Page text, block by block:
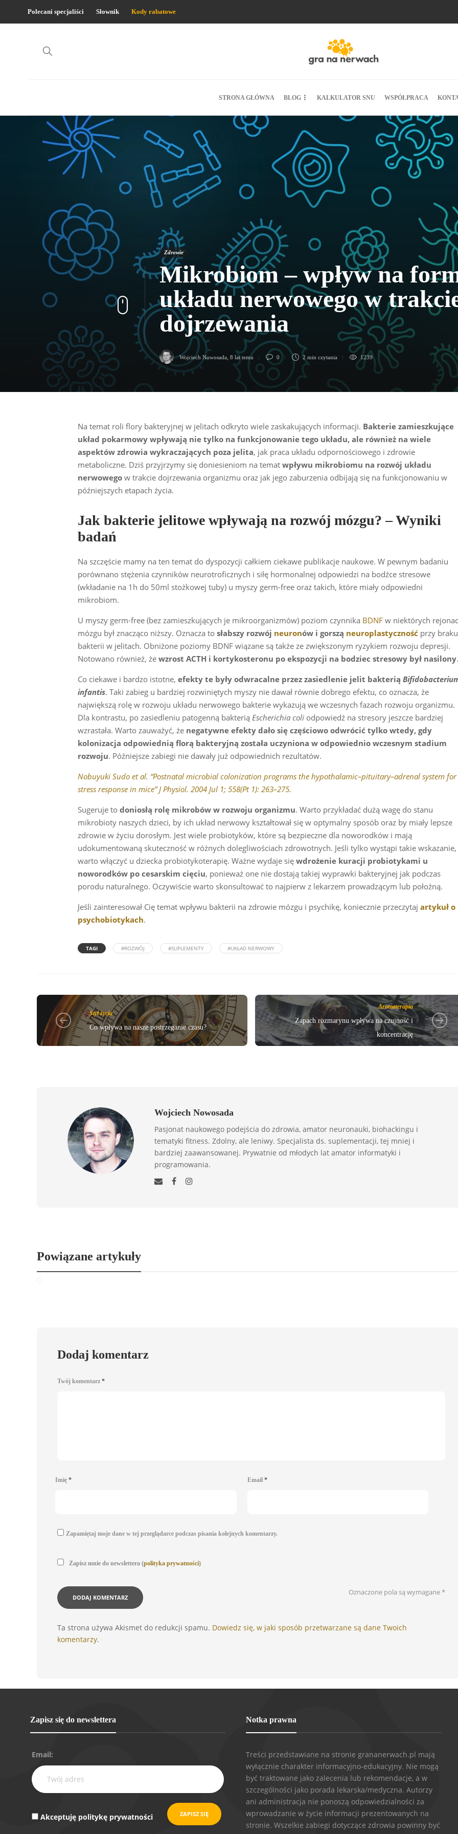
Polecani specjaliści Słownik Kody rabatowe
STRONA GŁÓWNA BLOG KALKULATOR SNU WSPÓŁPRACA
Zdrowie
Mikrobiom – wpływ na
układu nerwowego w
dojrzewania
Wojciech Nowosada 8 lat temu 0 2 min czytania 1239
Na temat roli flory bakteryjnej w jelitach odkryto wiele zaskakujących informacji. Bakterie zamieszkujące
układ pokarmowy wpływają nie tylko na funkcjonowanie tego układu, ale również na wiele
aspektów zdrowia wykraczających poza jelita, jak praca układu odpornościowego i zdrowie
metaboliczne. Dziś przyjrzymy się doniesieniom na temat wpływu mikrobiomu na rozwój układu
nerwowego w trakcie dojrzewania organizmu oraz jak jego zaburzenia odbijają się na funkcjonowaniu w
późniejszych etapach życia.
Jak bakterie jelitowe wpływają na rozwój mózgu? – Wyniki
badań
Na szczęście mamy na ten temat do dyspozycji całkiem ciekawe publikacje naukowe. W pewnym badaniu
porównano stężenia czynników neurotroficznych i siłę hormonalnej odpowiedzi na bodźce stresowe
(wkładanie na 1h do 50ml stożkowej tuby) u myszy germ-free oraz takich, które miały odpowiedni
mikrobiom.
U myszy germ-free (bez zamieszkujących je mikroorganizmów) poziom czynnika BDNF w niektórych
mózgu był znacząco niższy. Oznacza to słabszy rozwój neuronów i gorszą neuroplastyczność przy braku
bakterii w jelitach. Obniżone poziomy BDNF wiązane są także ze zwiększonym ryzykiem rozwoju depresji.
Notowano również, że wzrost ACTH i kortykosteronu po ekspozycji na bodziec stresowy był nasilony.
Co ciekawe i bardzo istotne, efekty te były odwracalne przez zasiedlenie jelit bakterią
infantis. Taki zabieg u bardziej rozwiniętych myszy nie dawał równie dobrego efektu, co oznacza, że
największą rolę w rozwoju układu nerwowego bakterie wykazują we wczesnych fazach rozwoju organizmu.
Dla kontrastu, po zasiedleniu patogenną bakterią Escherichia coli odpowiedź na stresory jeszcze bardziej
wzrastała. Warto zauważyć, że negatywne efekty dało się częściowo odwrócić tylko wtedy, gdy
kolonizacja odpowiednią florą bakteryjną została uczyniona w odpowiednio wczesnym stadium
rozwoju. Późniejsze zabiegi nie dawały już odpowiednich rezultatów.
Nobuyuki Sudo et al. “Postnatal microbial colonization programs the hypothalamic–pituitary–adrenal system for
stress response in mice” J Physiol. 2004 Jul 1; 558(Pt 1): 263–275.
Sugeruje to doniosłą rolę mikrobów w rozwoju organizmu. Warto przykładać dużą wagę do stanu
mikrobioty naszych dzieci, by ich układ nerwowy kształtował się w optymalny sposób oraz by miały lepsze
zdrowie w życiu dorosłym. Jest wiele probiotyków, które są bezpieczne dla noworodków i mają
udokumentowaną skuteczność w różnych dolegliwościach zdrowotnych. Jeśli tylko wystąpi takie wskazanie,
warto włączyć u dziecka probiotykoterapię. Ważne wydaje się wdrożenie kuracji probiotykami u
noworodków po cesarskim cięciu, ponieważ one nie dostają takiej wyprawki bakteryjnej jak podczas
porodu naturalnego. Oczywiście warto skonsultować to najpierw z lekarzem prowadzącym lub położną.
Jeśli zainteresował Cię temat wpływu bakterii na zdrowie mózgu i psychikę, koniecznie przeczytaj artykuł o
psychobiotykach.
TAGI #ROZWÓJ #SUPLEMENTY #UKŁAD NERWOWY
Styl życia
Co wpływa na nasze postrzeganie czasu?
Aromaterapia
Zapach rozmarynu wpływa na czujność i
koncentrację
Wojciech Nowosada
Pasjonat naukowego podejścia do zdrowia, amator neuronauki, biohackingu i
tematyki fitness. Zdolny, ale leniwy. Specjalista ds. suplementacji, tej mniej i
bardziej zaawansowanej. Prywatnie od młodych lat amator informatyki i
programowania.
Powiązane artykuły
Dodaj komentarz
Twój komentarz *
Imię * Email *
Zapamiętaj moje dane w tej przeglądarce podczas pisania kolejnych komentarzy.
Zapisz mnie do newslettera (polityka prywatności)
Oznaczone pola są wymagane*
Ta strona używa Akismet do redukcji spamu. Dowiedz się, w jaki sposób przetwarzane są dane Twoich
komentarzy.
Zapisz się do newslettera
Email:
Akceptuję politykę prywatności
Notka prawna
Treści przedstawiane na stronie grananerwach.pl mają
wyłącznie charakter informacyjno-edukacyjny. Nie mogą
być traktowane jako zalecenia lub rekomendacje, a w
szczególności jako porada lekarska/medyczna. Autorzy
ani administracja nie ponoszą odpowiedzialności za
wprowadzanie w życie informacji prezentowanych na
stronie. Wszelkie zabiegi dotyczące zdrowia powinny być